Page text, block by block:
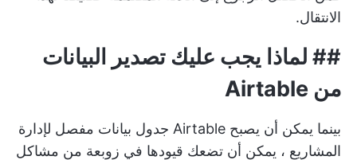
الانتقال.
## لماذا يجب عليك تصدير البيانات
من Airtable
بينما يمكن أن يصبح Airtable
جدول بيانات مفصل لإدارة
المشاريع ، يمكن أن تضعك قيودها في زوبعة من مشاكل